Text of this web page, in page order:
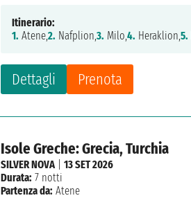
Dettagli Prenota
Itinerario:
1. Atene,2. Nafplion, 3. Milo, 4. Heraklion, 5.
Isole Greche: Grecia, Turchia
SILVER NOVA
13 SET 2026
Durata: 7 notti
Partenza da: Atene